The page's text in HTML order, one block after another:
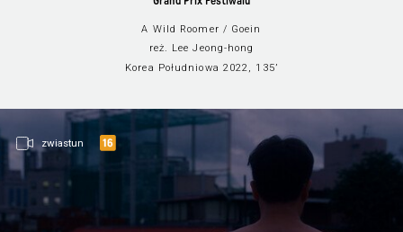
Wszystkie sekcje
A Wild Roomer / Goein
reż. Lee Jeong-hong
Korea Południowa 2022, 135’
zwiastun